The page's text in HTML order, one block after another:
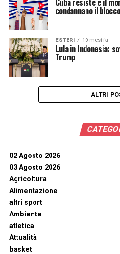
Cuba resiste e il
condannano il
ESTERI 10 mesi fa
Lula in Indonesia:
Trump
ALTRI
02 Agosto 2026
03 Agosto 2026
Agricoltura
Alimentazione
altri sport
Ambiente
atletica
Attualità
basket